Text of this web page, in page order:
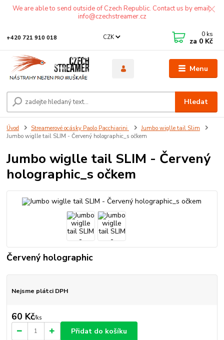
We are able to send outside of Czech Republic. Contact us by email:
info@czechstreamer.cz
Menu
CZK
Hledat
+420 721 910 018 0 ks
za 0 Kč
Úvod Streamerové ocásky Paolo Pacchiarini
Jumbo wiglle tail Slim
Jumbo wiglle tail SLIM - Červený holographic_s očkem
Jumbo wiglle tail SLIM - Červený
holographic_s očkem
Červený holographic
Nejsme plátci DPH
60 Kč/ks
Přidat do košíku